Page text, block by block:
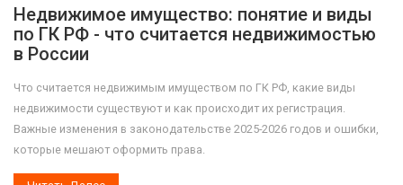
Недвижимое имущество: понятие и виды
по ГК РФ - что считается недвижимостью
в России
Что считается недвижимым имуществом по ГК РФ, какие виды
недвижимости существуют и как происходит их регистрация.
Важные изменения в законодательстве 2025-2026 годов и ошибки,
которые мешают оформить права.